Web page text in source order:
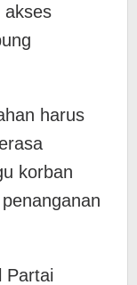
akses
harus
korban
Partai